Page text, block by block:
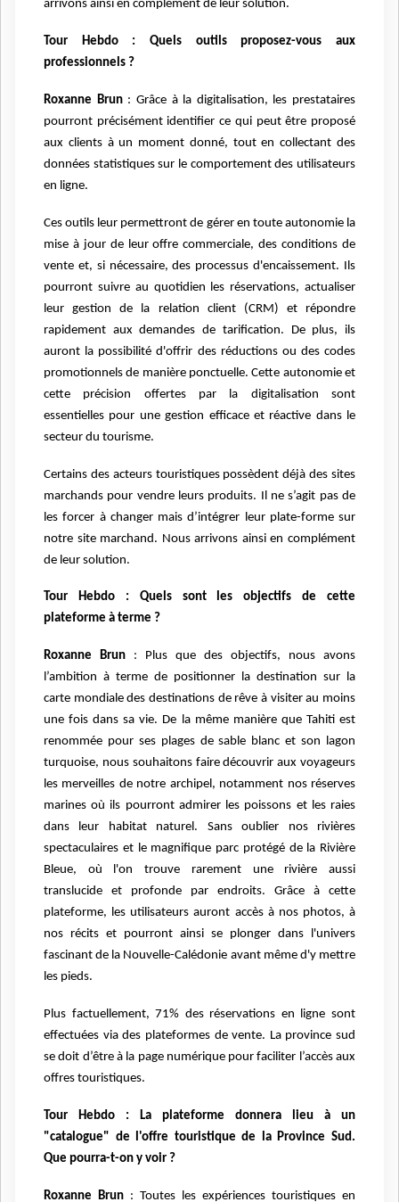
arrivons ainsi en complément de leur solution.
Tour Hebdo : Quels outils proposez-vous aux
professionnels ?
Roxanne Brun: Grâce à la digitalisation, les prestataires
pourront précisément identifier ce qui peut être proposé
aux clients à un moment donné, tout en collectant des
données statistiques sur le comportement des utilisateurs
en ligne.
Ces outils leur permettront de gérer en toute autonomie la
mise à jour de leur offre commerciale, des conditions de
vente et, si nécessaire, des processus d'encaissement. Ils
pourront suivre au quotidien les réservations, actualiser
leur gestion de la relation client (CRM) et répondre
rapidement aux demandes de tarification. De plus, ils
auront la possibilité d'offrir des réductions ou des codes
promotionnels de manière ponctuelle. Cette autonomie et
cette précision offertes par la digitalisation sont
essentielles pour une gestion efficace et réactive dans le
secteur du tourisme.
Certains des acteurs touristiques possèdent déjà des sites
marchands pour vendre leurs produits. Il ne s’agit pas de
les forcer à changer mais d’intégrer leur plate-forme sur
notre site marchand. Nous arrivons ainsi en complément
de leur solution.
Tour Hebdo : Quels sont les objectifs de cette
plateforme à terme ?
Roxanne Brun : Plus que des objectifs, nous avons
l’ambition à terme de positionner la destination sur la
carte mondiale des destinations de rêve à visiter au moins
une fois dans sa vie. De la même manière que Tahiti est
renommée pour ses plages de sable blanc et son lagon
turquoise, nous souhaitons faire découvrir aux voyageurs
les merveilles de notre archipel, notamment nos réserves
marines où ils pourront admirer les poissons et les raies
dans leur habitat naturel. Sans oublier nos rivières
spectaculaires et le magnifique parc protégé de la Rivière
Bleue, où l'on trouve rarement une rivière aussi
translucide et profonde par endroits. Grâce à cette
plateforme, les utilisateurs auront accès à nos photos, à
nos récits et pourront ainsi se plonger dans l'univers
fascinant de la Nouvelle-Calédonie avant même d'y mettre
les pieds.
Plus factuellement, 71% des réservations en ligne sont
effectuées via des plateformes de vente. La province sud
se doit d’être à la page numérique pour faciliter l’accès aux
offres touristiques.
Tour Hebdo : La plateforme donnera lieu à un
"catalogue" de l'offre touristique de la Province Sud.
Que pourra-t-on y voir ?
Roxanne Brun : Toutes les expériences touristiques en